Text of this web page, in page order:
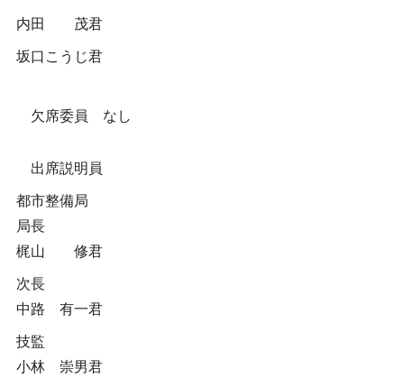
内田 茂君
坂口こうじ君
欠席委員 なし
出席説明員
都市整備局
局長
梶山 修君
次長
中路 有一君
技監
小林 崇男君